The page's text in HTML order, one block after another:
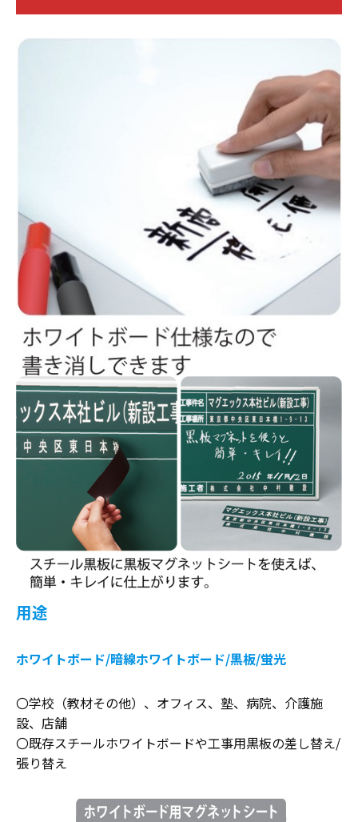
用途
ホワイトボード/暗線ホワイトボード/黒板/蛍光
〇学校（教材その他）、オフィス、塾、病院、介護施
設、店舗
〇既存スチールホワイトボードや工事用黒板の差し替え/
張り替え